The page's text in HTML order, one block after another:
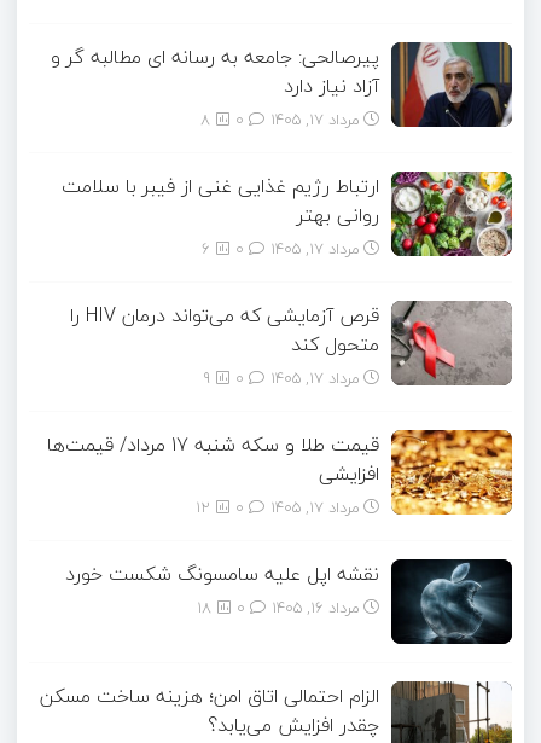
پیرصالحی: جامعه به رسانه ای مطالبه گر و
آزاد نیاز دارد
مرداد ۱۷, ۱۴۰۵ 8
ارتباط رژیم غذایی غنی از فیبر با سلامت
روانی بهتر
مرداد ۱۷, ۱۴۰۵ 6
قرص آزمایشی که می‌تواند درمان HIV را
متحول کند
مرداد ۱۷, ۱۴۰۵ 9
قیمت طلا و سکه شنبه 17 مرداد/ قیمت‌ها
افزایشی
مرداد ۱۷, ۱۴۰۵ 12
نقشه اپل علیه سامسونگ شکست خورد
مرداد ۱۶, ۱۴۰۵ 18
الزام احتمالی اتاق امن؛ هزینه ساخت مسکن
چقدر افزایش می‌یابد؟